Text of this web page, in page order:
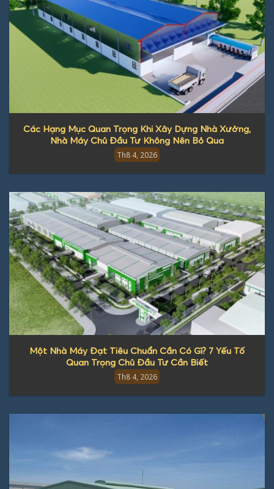
Các Hạng Mục Quan Trọng Khi Xây Dựng Nhà Xưởng,
Nhà Máy Chủ Đầu Tư Không Nên Bỏ Qua
Th8 4, 2026
Một Nhà Máy Đạt Tiêu Chuẩn Cần Có Gì? 7 Yếu Tố
Quan Trọng Chủ Đầu Tư Cần Biết
Th8 4, 2026